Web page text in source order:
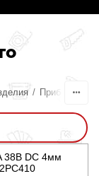
/ Приборы
38В DC 4мм